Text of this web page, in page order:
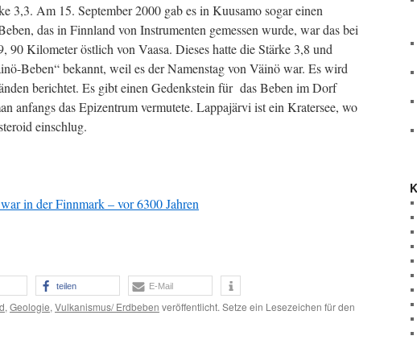
3,3. Am 15. September 2000 gab es in Kuusamo sogar einen
das in Finnland von Instrumenten gemessen wurde, war das bei
90 Kilometer östlich von Vaasa. Dieses hatte die Stärke 3,8 und
Beben“ bekannt, weil es der Namenstag von Väinö war. Es wird
berichtet. Es gibt einen Gedenkstein für das Beben im Dorf
anfangs das Epizentrum vermutete. Lappajärvi ist ein Kratersee, wo
einschlug.
in der Finnmark – vor 6300 Jahren
teilen E-Mail
, Geologie, Vulkanismus/ Erdbeben veröffentlicht. Setze ein Lesezeichen für den